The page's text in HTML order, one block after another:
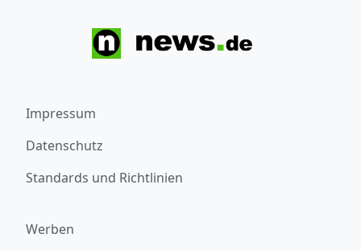
Impressum
Datenschutz
Standards und Richtlinien
Werben